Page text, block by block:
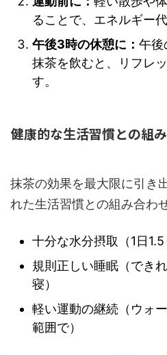
ることで、エネルギー
午後3時の休憩に： 午後
抹茶を飲むと、リフレ
す。
健康的な生活習慣との組
抹茶の効果を最大限に引き
れた生活習慣との組み合わ
十分な水分摂取（1日1.5
規則正しい睡眠（でき
寝）
軽い運動の継続（ウォ
範囲で）